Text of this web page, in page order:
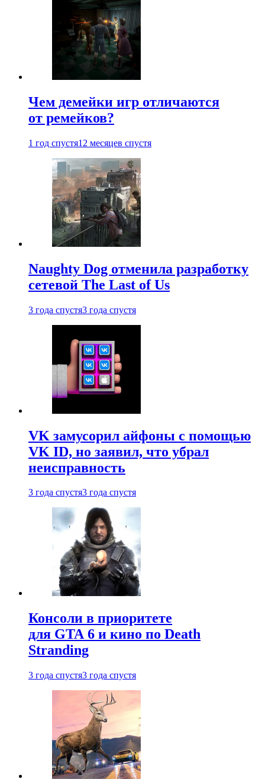
Чем демейки игр отличаются
от ремейков?
1 год спустя12 месяцев спустя
Naughty Dog отменила разработку
сетевой The Last of Us
3 года спустя3 года спустя
VK замусорил айфоны с помощью
VK ID, но заявил, что убрал
неисправность
3 года спустя3 года спустя
Консоли в приоритете
для GTA 6 и кино по Death
Stranding
3 года спустя3 года спустя